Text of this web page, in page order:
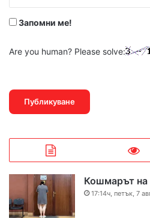
Запомни ме!
Are you human? Please solve:
Кошмарът на
17:14ч, петък, 7